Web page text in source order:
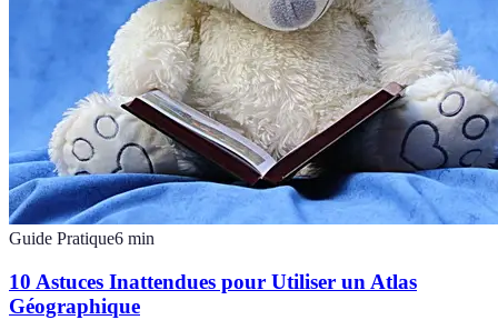
Guide Pratique6 min
10 Astuces Inattendues pour Utiliser un Atlas
Géographique